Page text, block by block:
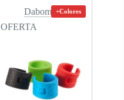
Dabomb
OFERTA
+Colores